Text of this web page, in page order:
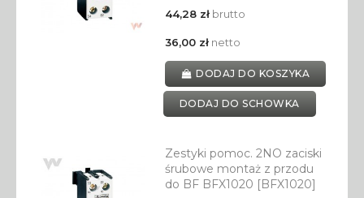
44,28 złbrutto
36,00 złnetto
DODAJ DO KOSZYKA
DODAJ DO SCHOWKA
Zestyki pomoc. 2NO zaciski
śrubowe montaż z przodu
do BF BFX1020 [BFX1020]